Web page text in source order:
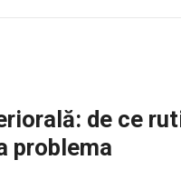
de ce
problema